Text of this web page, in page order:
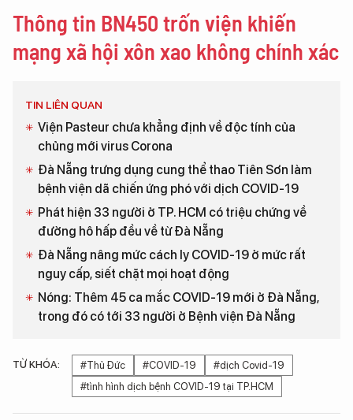
Thông tin BN450 trốn viện khiến
mạng xã hội xôn xao không chính xác
TIN LIÊN QUAN
Viện Pasteur chưa khẳng định về độc tính của
chủng mới virus Corona
Đà Nẵng trưng dụng cung thể thao Tiên Sơn làm
bệnh viện dã chiến ứng phó với dịch COVID-19
Phát hiện 33 người ở TP. HCM có triệu chứng về
đường hô hấp đều về từ Đà Nẵng
Đà Nẵng nâng mức cách ly COVID-19 ở mức rất
nguy cấp, siết chặt mọi hoạt động
Nóng: Thêm 45 ca mắc COVID-19 mới ở Đà Nẵng,
trong đó có tới 33 người ở Bệnh viện Đà Nẵng
TỪ KHÓA: #Thủ Đức #COVID-19
#dịch Covid-19
#tình hình dịch bệnh COVID-19 tại TP.HCM